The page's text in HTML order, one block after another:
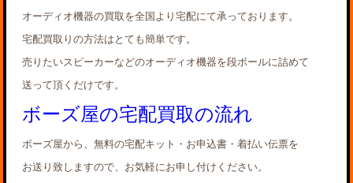
オーディオ機器の買取を全国より宅配にて承っております。
宅配買取りの方法はとても簡単です。
売りたいスピーカーなどのオーディオ機器を段ボールに詰めて
送って頂くだけです。
ボーズ屋の宅配買取の流れ
ボーズ屋から、無料の宅配キット・お申込書・着払い伝票を
お送り致しますので、お気軽にお申し付けください。